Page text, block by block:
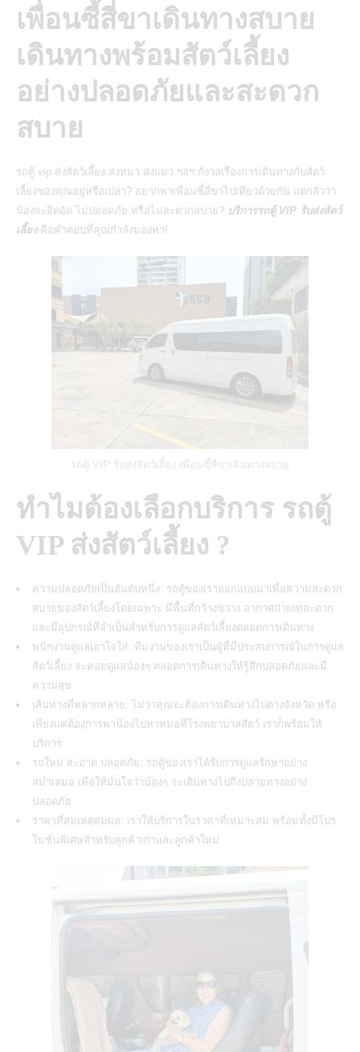
เพื่อนซี้สี่ขาเดินทางสบาย
เดินทางพร้อมสัตว์เลี้ยง
อย่างปลอดภัยและสะดวก
สบาย
รถตู้ vip ส่งสัตว์เลี้ยง ส่งหมา ส่งแมว ฯลฯ กังวลเรื่องการเดินทางกับสัตว์
เลี้ยงของคุณอยู่หรือเปล่า? อยากพาเพื่อนซี้สี่ขาไปเที่ยวด้วยกัน แต่กลัวว่า
น้องจะอึดอัด ไม่ปลอดภัย หรือไม่สะดวกสบาย? บริการรถตู้ VIP รับส่งสัตว์
เลี้ยงคือคำตอบที่คุณกำลังมองหา!
รถตู้ VIP รับส่งสัตว์เลี้ยง เพื่อนซี้สี่ขาเดินทางสบาย
ทำไมต้องเลือกบริการ รถตู้
VIP ส่งสัตว์เลี้ยง ?
ความปลอดภัยเป็นอันดับหนึ่ง: รถตู้ของเราออกแบบมาเพื่อความสะดวก
สบายของสัตว์เลี้ยงโดยเฉพาะ มีพื้นที่กว้างขวาง อากาศถ่ายเทสะดวก
และมีอุปกรณ์ที่จำเป็นสำหรับการดูแลสัตว์เลี้ยงตลอดการเดินทาง
พนักงานดูแลเอาใจใส่: ทีมงานของเราเป็นผู้ที่มีประสบการณ์ในการดูแล
สัตว์เลี้ยง จะคอยดูแลน้องๆ ตลอดการเดินทางให้รู้สึกปลอดภัยและมี
ความสุข
เส้นทางที่หลากหลาย: ไม่ว่าคุณจะต้องการเดินทางไปต่างจังหวัด หรือ
เพียงแค่ต้องการพาน้องไปหาหมอที่โรงพยาบาลสัตว์ เราก็พร้อมให้
บริการ
รถใหม่ สะอาด ปลอดภัย: รถตู้ของเราได้รับการดูแลรักษาอย่าง
สม่ำเสมอ เพื่อให้มั่นใจว่าน้องๆ จะเดินทางไปถึงปลายทางอย่าง
ปลอดภัย
ราคาที่สมเหตุสมผล: เราให้บริการในราคาที่เหมาะสม พร้อมทั้งมีโปร
โมชั่นพิเศษสำหรับลูกค้าเก่าและลูกค้าใหม่